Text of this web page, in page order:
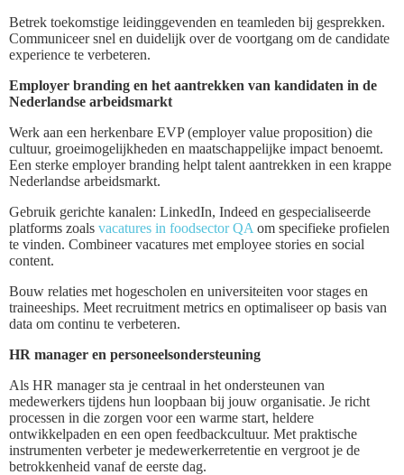
Betrek toekomstige leidinggevenden en teamleden bij gesprekken.
Communiceer snel en duidelijk over de voortgang om de candidate
experience te verbeteren.
Employer branding en het aantrekken van kandidaten in de
Nederlandse arbeidsmarkt
Werk aan een herkenbare EVP (employer value proposition) die
cultuur, groeimogelijkheden en maatschappelijke impact benoemt.
Een sterke employer branding helpt talent aantrekken in een krappe
Nederlandse arbeidsmarkt.
Gebruik gerichte kanalen: LinkedIn, Indeed en gespecialiseerde
platforms zoals vacatures in foodsector QA om specifieke profielen
te vinden. Combineer vacatures met employee stories en social
content.
Bouw relaties met hogescholen en universiteiten voor stages en
traineeships. Meet recruitment metrics en optimaliseer op basis van
data om continu te verbeteren.
HR manager en personeelsondersteuning
Als HR manager sta je centraal in het ondersteunen van
medewerkers tijdens hun loopbaan bij jouw organisatie. Je richt
processen in die zorgen voor een warme start, heldere
ontwikkelpaden en een open feedbackcultuur. Met praktische
instrumenten verbeter je medewerkerretentie en vergroot je de
betrokkenheid vanaf de eerste dag.